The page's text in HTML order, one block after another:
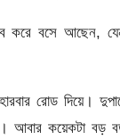
করে বসে আছেন,
রোড দিয়ে।
কয়েকটা বড়